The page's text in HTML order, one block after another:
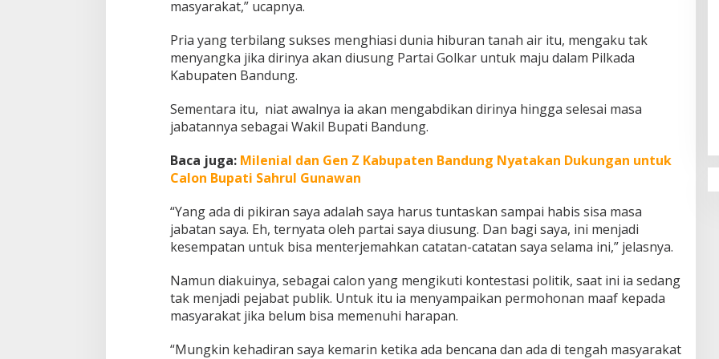
i
S
a
y
i
d
k
A
k
n
M
u
u
r
masyarakat,” ucapnya.
Pria yang terbilang sukses menghiasi dunia hiburan tanah air itu, mengaku tak
menyangka jika dirinya akan diusung Partai Golkar untuk maju dalam Pilkada
Kabupaten Bandung.
Sementara itu, niat awalnya ia akan mengabdikan dirinya hingga selesai masa
jabatannya sebagai Wakil Bupati Bandung.
Baca juga: Milenial dan Gen Z Kabupaten Bandung Nyatakan Dukungan untuk
Calon Bupati Sahrul Gunawan
“Yang ada di pikiran saya adalah saya harus tuntaskan sampai habis sisa masa
jabatan saya. Eh, ternyata oleh partai saya diusung. Dan bagi saya, ini menjadi
kesempatan untuk bisa menterjemahkan catatan-catatan saya selama ini,” jelasnya.
Namun diakuinya, sebagai calon yang mengikuti kontestasi politik, saat ini ia sedang
tak menjadi pejabat publik. Untuk itu ia menyampaikan permohonan maaf kepada
masyarakat jika belum bisa memenuhi harapan.
“Mungkin kehadiran saya kemarin ketika ada bencana dan ada di tengah masyarakat
Karakter Sekolah Nur Al Rahman
Bikin Sekolah di Malaysia Tertarik